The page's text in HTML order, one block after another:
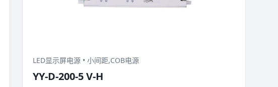
LED显示屏电源 • 小间距,COB电源
YY-D-200-5 V-H